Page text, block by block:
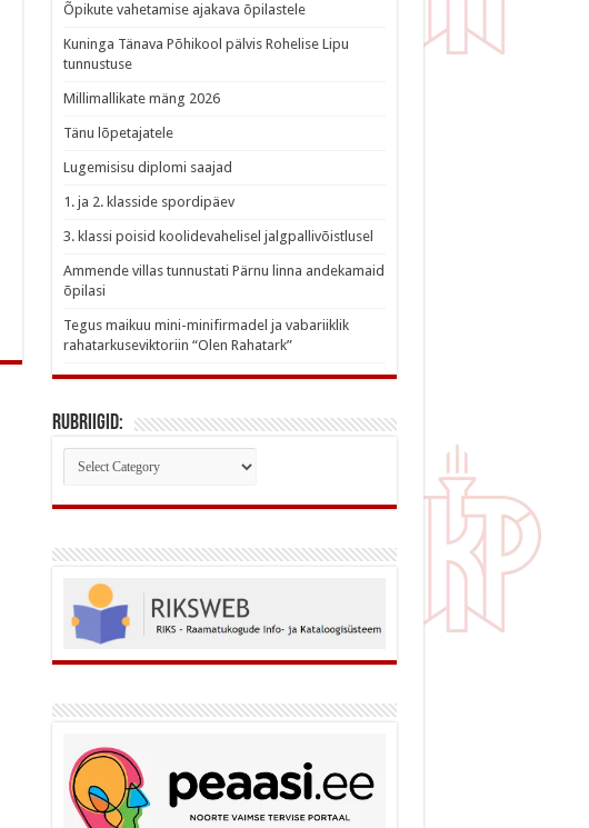
Õpikute vahetamise ajakava õpilastele
Kuninga Tänava Põhikool pälvis Rohelise Lipu
tunnustuse
Millimallikate mäng 2026
Tänu lõpetajatele
Lugemisisu diplomi saajad
1. ja 2. klasside spordipäev
3. klassi poisid koolidevahelisel jalgpallivõistlusel
Ammende villas tunnustati Pärnu linna andekamaid
õpilasi
Tegus maikuu mini-minifirmadel ja vabariiklik
rahatarkuseviktoriin “Olen Rahatark”
Rubriigid:
Rubriigid: